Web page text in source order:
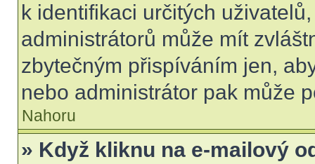
k identifikaci určitých
administrátorů může mít
zbytečným přispíváním jen,
nebo administrátor pak může
Nahoru
» Když kliknu na e-mailový